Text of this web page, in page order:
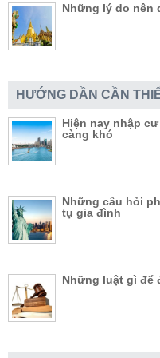
Những lý do nên
HƯỚNG DẦN CẦN
Hiện nay nhập
càng khó
Những câu hỏi
tụ gia đình
Những luật gì để